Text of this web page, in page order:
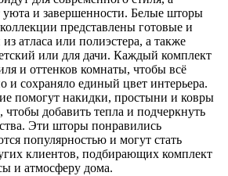
уюта и завершенности. Белые шторы
представлены готовые и
атласа или полиэстера, а также
или для дачи. Каждый комплект
и оттенков комнаты, чтобы всё
и сохраняло единый цвет интерьера.
помогут накидки, простыни и ковры
добавить тепла и подчеркнуть
Эти шторы понравились
популярностью и могут стать
клиентов, подбирающих комплект
и атмосферу дома.